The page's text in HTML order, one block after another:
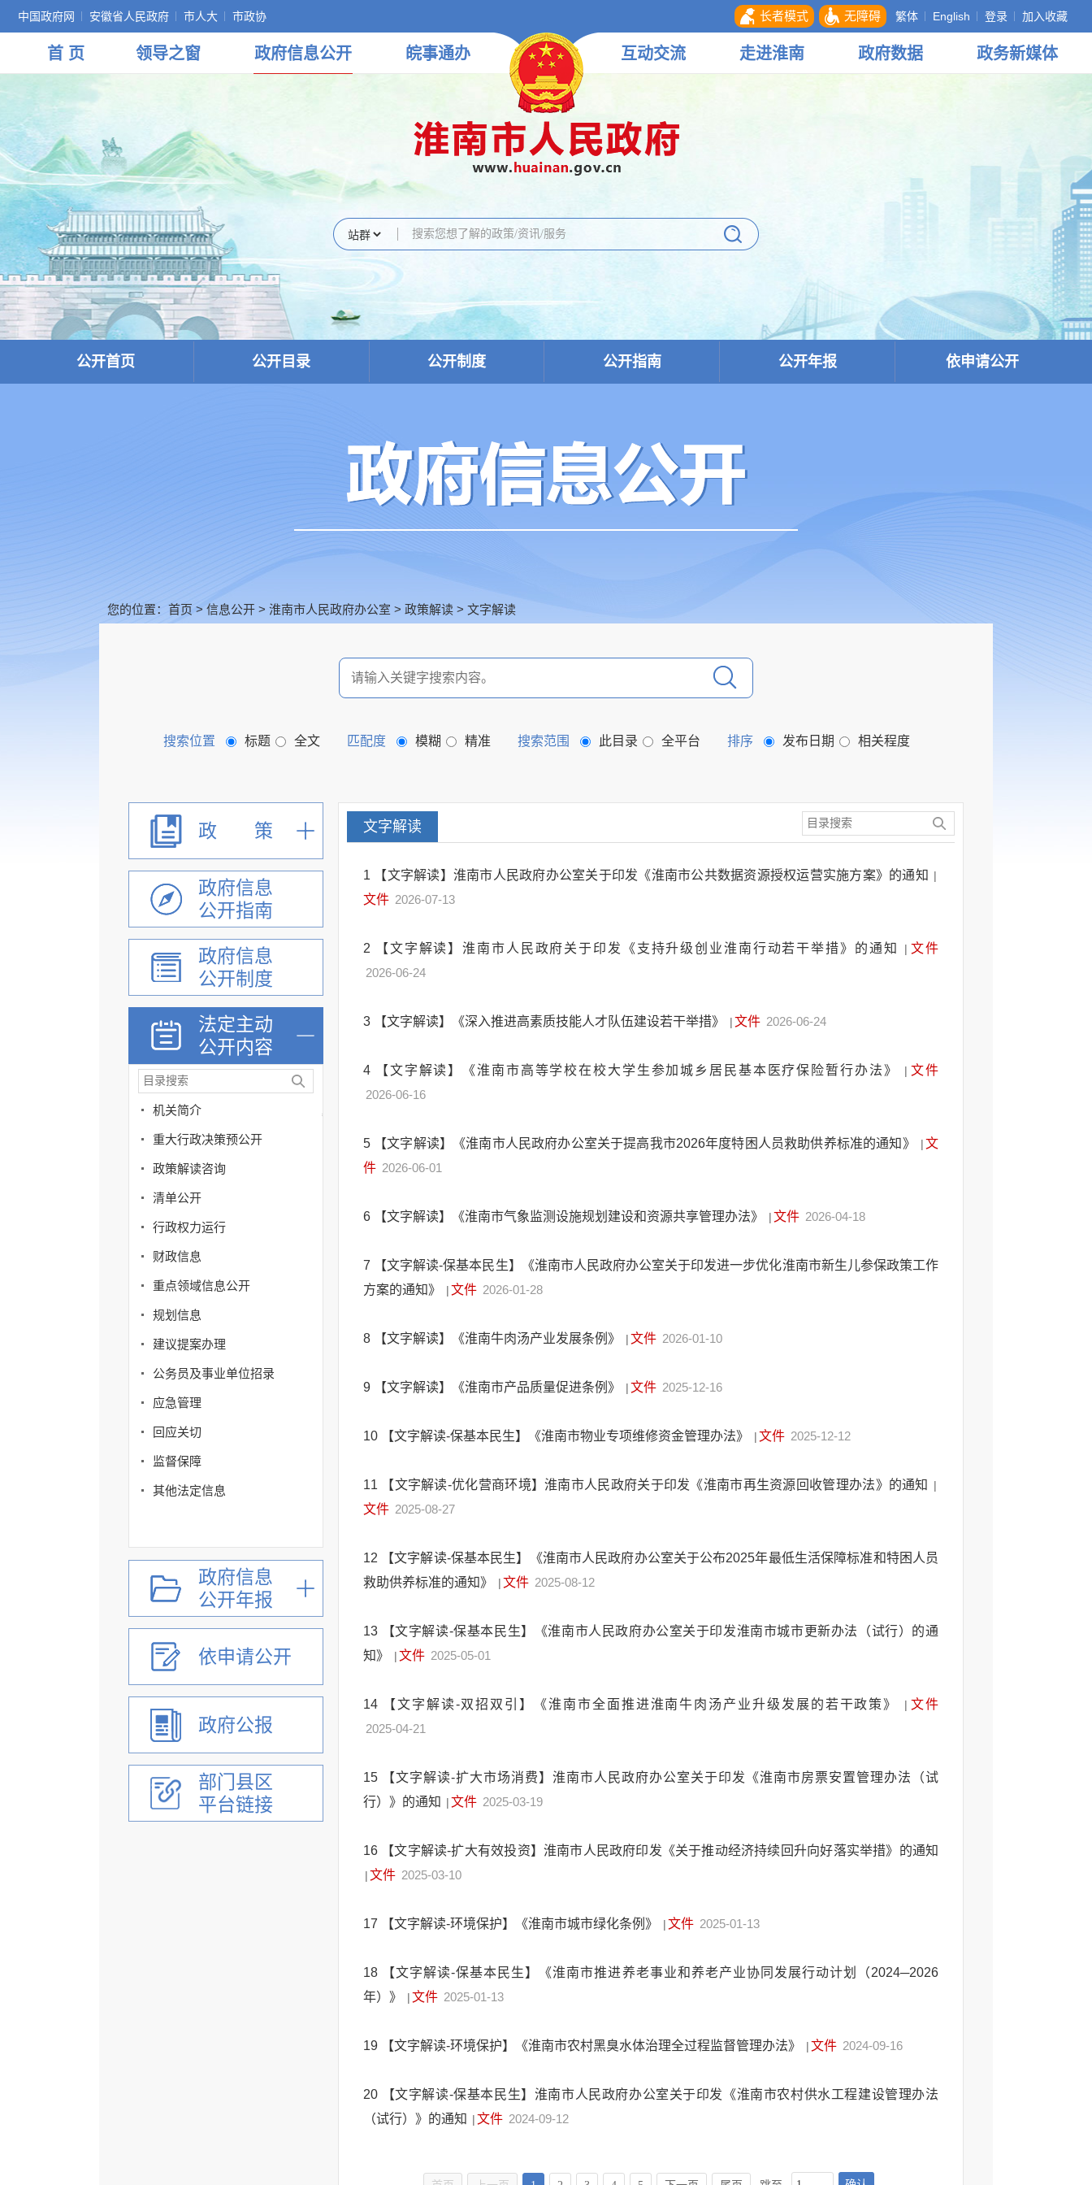
中国政府网 安徽省人民政府 市人大 市政协 长者模式 无障碍 繁体 English 登录 加入收藏
首 页 领导之窗 政府信息公开 皖事通办 互动交流 走进淮南 政府数据 政务新媒体
公开首页 公开目录 公开制度 公开指南 公开年报 依申请公开
您的位置： 首页 > 信息公开 > 淮南市人民政府办公室 > 政策解读 > 文字解读
搜索位置 标题 全文 匹配度 模糊 精准 搜索范围 此目录 全平台 排序 发布日期 相关程度
政 策
政府信息
公开指南
政府信息
公开制度
法定主动
公开内容
机关简介
重大行政决策预公开
政策解读咨询
清单公开
行政权力运行
财政信息
重点领域信息公开
规划信息
建议提案办理
公务员及事业单位招录
应急管理
回应关切
监督保障
其他法定信息
政府信息
公开年报
依申请公开
政府公报
部门县区
平台链接
文字解读
1 【文字解读】淮南市人民政府办公室关于印发《淮南市公共数据资源授权运营实施方案》的通知 |
文件 2026-07-13
2 【文字解读】淮南市人民政府关于印发《支持升级创业淮南行动若干举措》的通知 | 文件
2026-06-24
3 【文字解读】《深入推进高素质技能人才队伍建设若干举措》 |文件 2026-06-24
4 【文字解读】《淮南市高等学校在校大学生参加城乡居民基本医疗保险暂行办法》 | 文件
2026-06-16
5 【文字解读】《淮南市人民政府办公室关于提高我市2026年度特困人员救助供养标准的通知》 |文
件 2026-06-01
6 【文字解读】《淮南市气象监测设施规划建设和资源共享管理办法》 |文件 2026-04-18
7
【文字解读-保基本民生】《淮南市人民政府办公室关于印发进一步优化淮南市新生儿参保政策工作
方案的通知》
|文件 2026-01-28
8 【文字解读】《淮南牛肉汤产业发展条例》 |文件 2026-01-10
9 【文字解读】《淮南市产品质量促进条例》 |文件 2025-12-16
10 【文字解读-保基本民生】《淮南市物业专项维修资金管理办法》 |文件 2025-12-12
11 【文字解读-优化营商环境】淮南市人民政府关于印发《淮南市再生资源回收管理办法》的通知 |
文件 2025-08-27
12
【文字解读-保基本民生】《淮南市人民政府办公室关于公布2025年最低生活保障标准和特困人员
救助供养标准的通知》
|文件 2025-08-12
13
【文字解读-保基本民生】《淮南市人民政府办公室关于印发淮南市城市更新办法（试行）的通
知》
|文件 2025-05-01
14 【文字解读-双招双引】《淮南市全面推进淮南牛肉汤产业升级发展的若干政策》 | 文件
2025-04-21
15
【文字解读-扩大市场消费】淮南市人民政府办公室关于印发《淮南市房票安置管理办法（试
行）》的通知 |文件 2025-03-19
16 【文字解读-扩大有效投资】淮南市人民政府印发《关于推动经济持续回升向好落实举措》的通知
|文件 2025-03-10
17 【文字解读-环境保护】《淮南市城市绿化条例》 |文件 2025-01-13
18
【文字解读-保基本民生】《淮南市推进养老事业和养老产业协同发展行动计划（2024─2026
年）》
|文件 2025-01-13
19 【文字解读-环境保护】《淮南市农村黑臭水体治理全过程监督管理办法》 |文件 2024-09-16
20
【文字解读-保基本民生】淮南市人民政府办公室关于印发《淮南市农村供水工程建设管理办法
（试行）》的通知 |文件 2024-09-12